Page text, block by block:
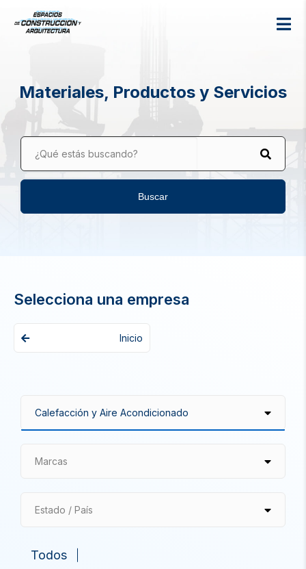
Materiales, Productos y Servicios
¿Qué estás buscando?
Buscar
Selecciona una empresa
Inicio
Marcas
Estado / País
Todos